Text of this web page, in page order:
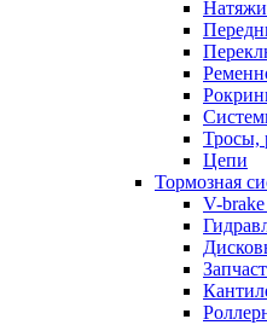
Тросы,
Цепи
Тормозная
V-brake